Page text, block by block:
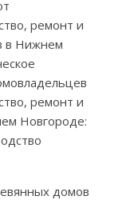
ремонт и
в Нижнем
ремонт и
Новгороде:
домов